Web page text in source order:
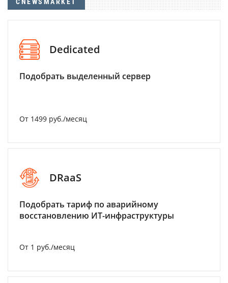
Dedicated
Подобрать выделенный сервер
От 1499 руб./месяц
DRaaS
Подобрать тариф по аварийному
восстановлению ИТ-инфраструктуры
От 1 руб./месяц